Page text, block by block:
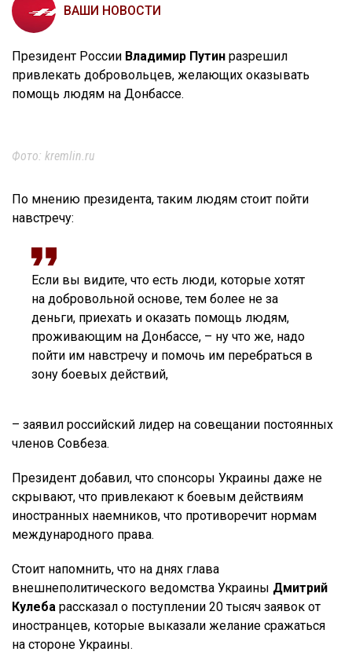
ВАШИ НОВОСТИ
Президент России Владимир Путин разрешил
привлекать добровольцев, желающих оказывать
помощь людям на Донбассе.
Фото: kremlin.ru
По мнению президента, таким людям стоит пойти
навстречу:
Если вы видите, что есть люди, которые хотят
на добровольной основе, тем более не за
деньги, приехать и оказать помощь людям,
проживающим на Донбассе, – ну что же, надо
пойти им навстречу и помочь им перебраться в
зону боевых действий,
– заявил российский лидер на совещании постоянных
членов Совбеза.
Президент добавил, что спонсоры Украины даже не
скрывают, что привлекают к боевым действиям
иностранных наемников, что противоречит нормам
международного права.
Стоит напомнить, что на днях глава
внешнеполитического ведомства Украины Дмитрий
Кулеба рассказал о поступлении 20 тысяч заявок от
иностранцев, которые выказали желание сражаться
на стороне Украины.